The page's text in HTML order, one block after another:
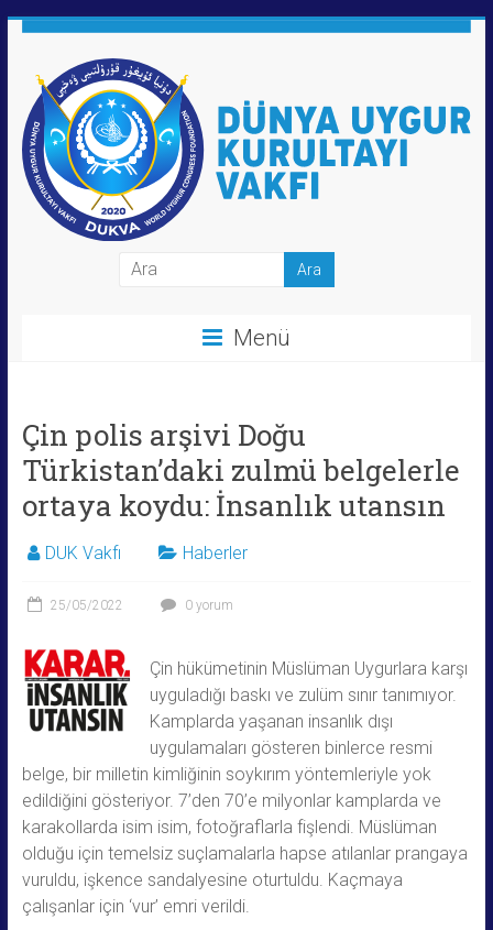
Skip
content
Dünya
Menü
Çin polis arşivi Doğu
Türkistan’daki zulmü belgelerle
ortaya koydu: İnsanlık utansın
DUK Vakfı Haberler
25/05/2022 0 yorum
Çin hükümetinin Müslüman Uygurlara karşı
uyguladığı baskı ve zulüm sınır tanımıyor.
Kamplarda yaşanan insanlık dışı
uygulamaları gösteren binlerce resmi
belge, bir milletin kimliğinin soykırım yöntemleriyle yok
edildiğini gösteriyor. 7’den 70’e milyonlar kamplarda ve
karakollarda isim isim, fotoğraflarla fişlendi. Müslüman
olduğu için temelsiz suçlamalarla hapse atılanlar prangaya
vuruldu, işkence sandalyesine oturtuldu. Kaçmaya
çalışanlar için ‘vur’ emri verildi.